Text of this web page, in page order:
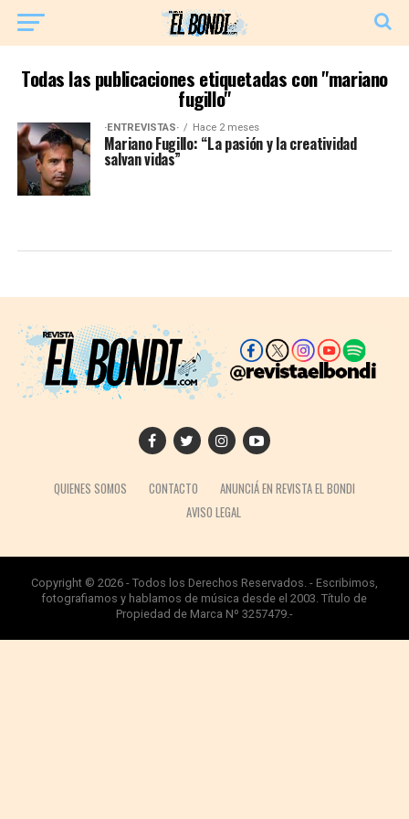
Todas las publicaciones etiquetadas con "mariano
fugillo"
·ENTREVISTAS· Hace 2 meses
Mariano Fugillo: “La pasión y la creatividad
salvan vidas”
QUIENES SOMOS CONTACTO
ANUNCIÁ EN REVISTA EL BONDI
AVISO LEGAL
Copyright © 2026 - Todos los Derechos Reservados. - Escribimos,
fotografiamos y hablamos de música desde el 2003. Título de
Propiedad de Marca Nº 3257479.-